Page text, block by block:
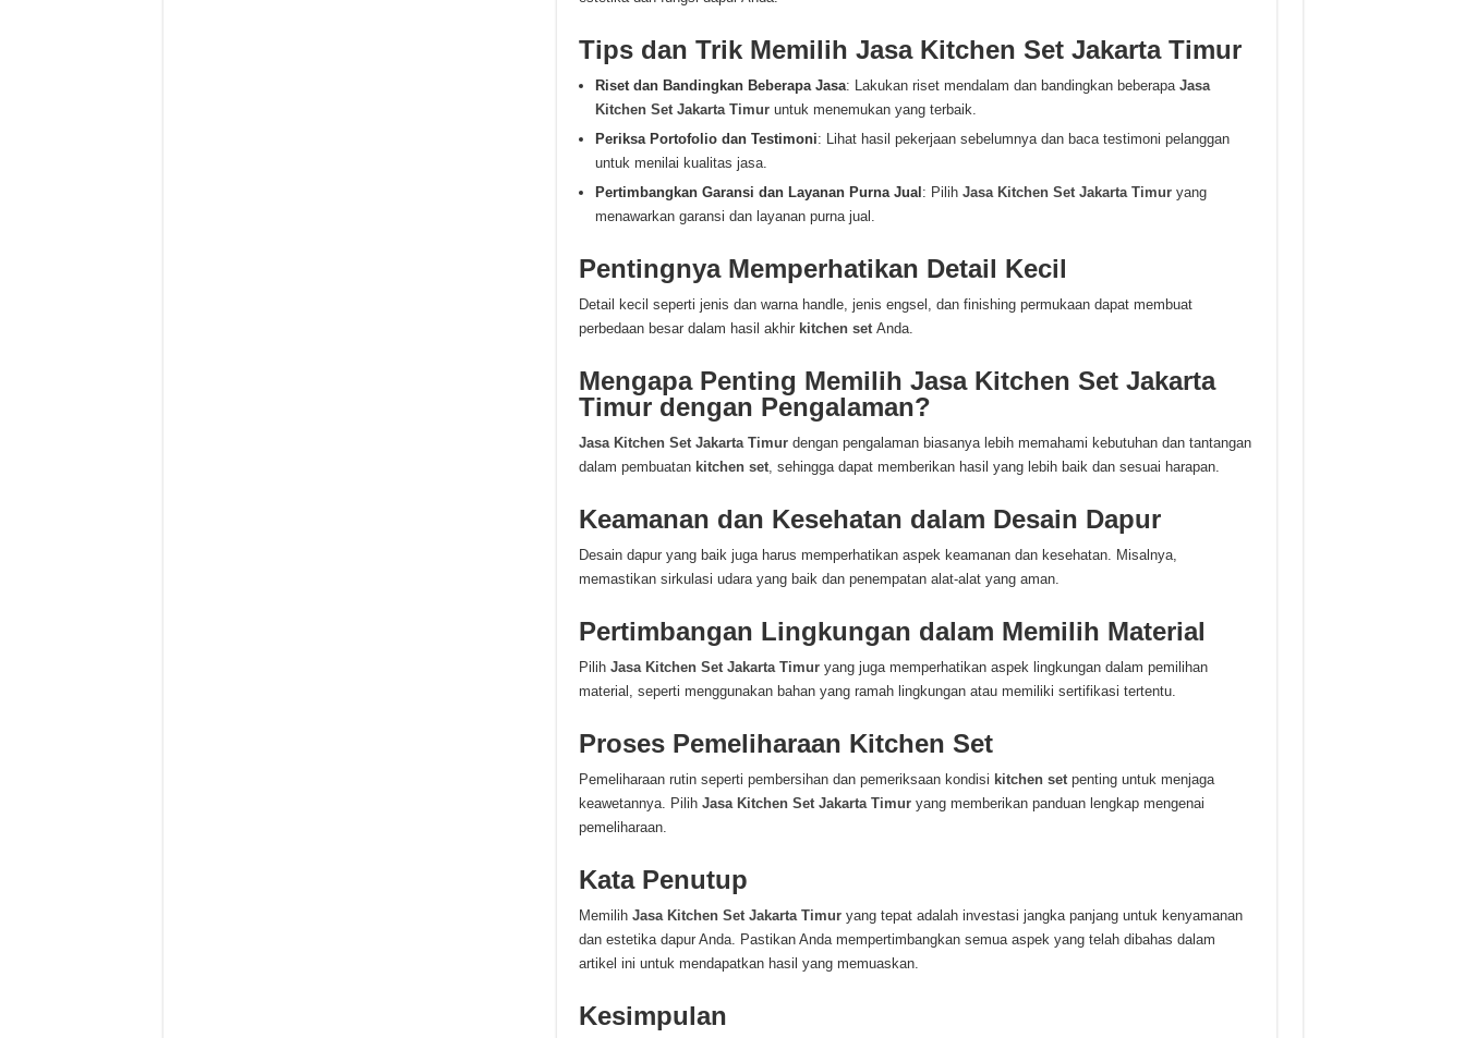
Tips dan Trik Memilih Jasa Kitchen Set Jakarta Timur
Riset dan Bandingkan Beberapa Jasa: Lakukan riset mendalam dan bandingkan beberapa Jasa
Kitchen Set Jakarta Timur untuk menemukan yang terbaik.
Periksa Portofolio dan Testimoni: Lihat hasil pekerjaan sebelumnya dan baca testimoni pelanggan
untuk menilai kualitas jasa.
Pertimbangkan Garansi dan Layanan Purna Jual : Pilih Jasa Kitchen Set Jakarta Timuryang
menawarkan garansi dan layanan purna jual.
Pentingnya Memperhatikan Detail Kecil
Detail kecil seperti jenis dan warna handle, jenis engsel, dan finishing permukaan dapat membuat
perbedaan besar dalam hasil akhir kitchen setAnda.
Mengapa Penting Memilih Jasa Kitchen Set Jakarta
Timur dengan Pengalaman?
Jasa Kitchen Set Jakarta Timur dengan pengalaman biasanya lebih memahami kebutuhan dan tantangan
dalam pembuatan kitchen set, sehingga dapat memberikan hasil yang lebih baik dan sesuai harapan.
Keamanan dan Kesehatan dalam Desain Dapur
Desain dapur yang baik juga harus memperhatikan aspek keamanan dan kesehatan. Misalnya,
memastikan sirkulasi udara yang baik dan penempatan alat-alat yang aman.
Pertimbangan Lingkungan dalam Memilih Material
Pilih Jasa Kitchen Set Jakarta Timur yang juga memperhatikan aspek lingkungan dalam pemilihan
material, seperti menggunakan bahan yang ramah lingkungan atau memiliki sertifikasi tertentu.
Proses Pemeliharaan Kitchen Set
Pemeliharaan rutin seperti pembersihan dan pemeriksaan kondisi kitchen setpenting untuk menjaga
keawetannya. Pilih Jasa Kitchen Set Jakarta Timur yang memberikan panduan lengkap mengenai
pemeliharaan.
Kata Penutup
Memilih Jasa Kitchen Set Jakarta Timuryang tepat adalah investasi jangka panjang untuk kenyamanan
dan estetika dapur Anda. Pastikan Anda mempertimbangkan semua aspek yang telah dibahas dalam
artikel ini untuk mendapatkan hasil yang memuaskan.
Kesimpulan